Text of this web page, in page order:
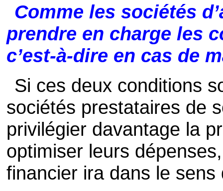
Comme les sociétés
prendre en charge les
c’est-à-dire en cas de
Si ces deux conditions
sociétés prestataires de
privilégier davantage la
optimiser leurs
financier ira dans le